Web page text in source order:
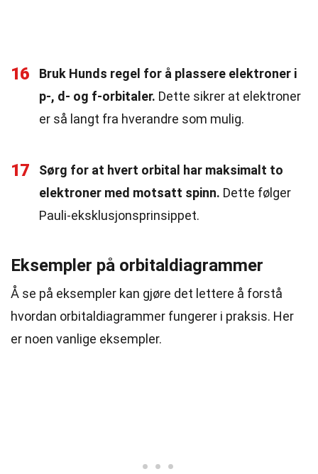
16
Bruk Hunds regel for å plassere elektroner i
p-, d- og f-orbitaler. Dette sikrer at elektroner
er så langt fra hverandre som mulig.
17
Sørg for at hvert orbital har maksimalt to
elektroner med motsatt spinn. Dette følger
Pauli-eksklusjonsprinsippet.
Eksempler på orbitaldiagrammer
Å se på eksempler kan gjøre det lettere å forstå
hvordan orbitaldiagrammer fungerer i praksis. Her
er noen vanlige eksempler.